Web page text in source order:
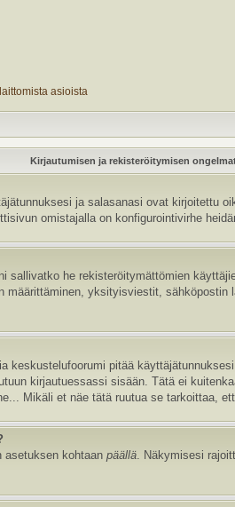
asioista
Kirjautumisen ja rekisteröitymisen
ja salasanasi ovat kirjoitettu
omistajalla on konfigurointivirhe
he rekisteröitymättömien
yksityisviestit,
keskustelufoorumi pitää
kirjautuessassi sisään. Tätä ei
Mikäli et näe tätä ruutua se tarkoittaa,
asetuksen kohtaanpäällä. Näkymisesi